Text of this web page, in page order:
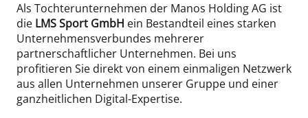
Als Tochterunternehmen der Manos Holding AG ist
die LMS Sport GmbH ein Bestandteil eines starken
Unternehmensverbundes mehrerer
partnerschaftlicher Unternehmen. Bei uns
profitieren Sie direkt von einem einmaligen Netzwerk
aus allen Unternehmen unserer Gruppe und einer
ganzheitlichen Digital-Expertise.